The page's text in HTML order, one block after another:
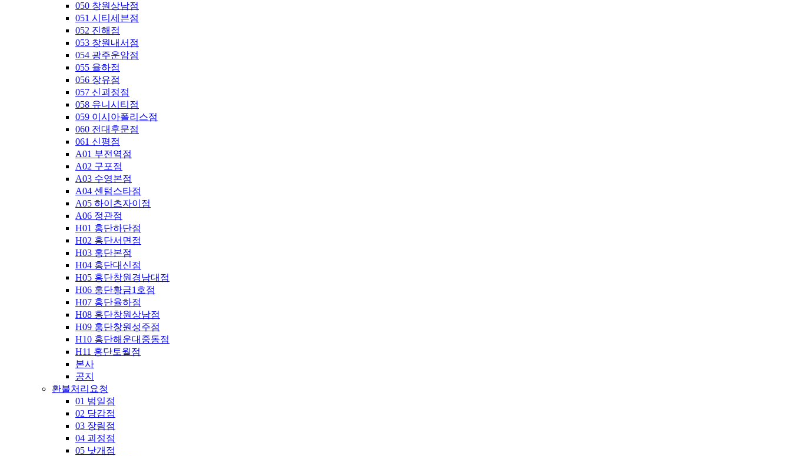
050 창원상남점
051 시티세븐점
052 진해점
053 창원내서점
054 광주운암점
055 율하점
056 장유점
057 신괴정점
058 유니시티점
059 이시아폴리스점
060 전대후문점
061 신평점
A01 부전역점
A02 구포점
A03 수영본점
A04 센텀스타점
A05 하이츠자이점
A06 정관점
H01 홍단하단점
H02 홍단서면점
H03 홍단본점
H04 홍단대신점
H05 홍단창원경남대점
H06 홍단황금1호점
H07 홍단율하점
H08 홍단창원상남점
H09 홍단창원성주점
H10 홍단해운대중동점
H11 홍단토월점
본사
공지
환불처리요청
01 범일점
02 당감점
03 장림점
04 괴정점
05 낫개점